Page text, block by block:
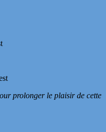
prolonger le plaisir de cette